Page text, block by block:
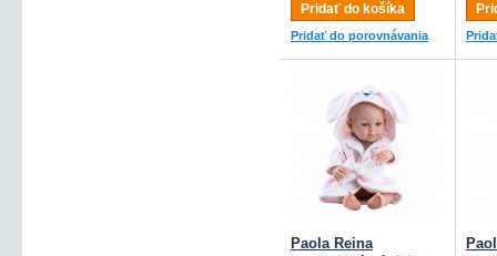
Pridať do košíka
Pridať do porovnávania
Paola Reina